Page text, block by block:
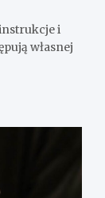
i
własnej